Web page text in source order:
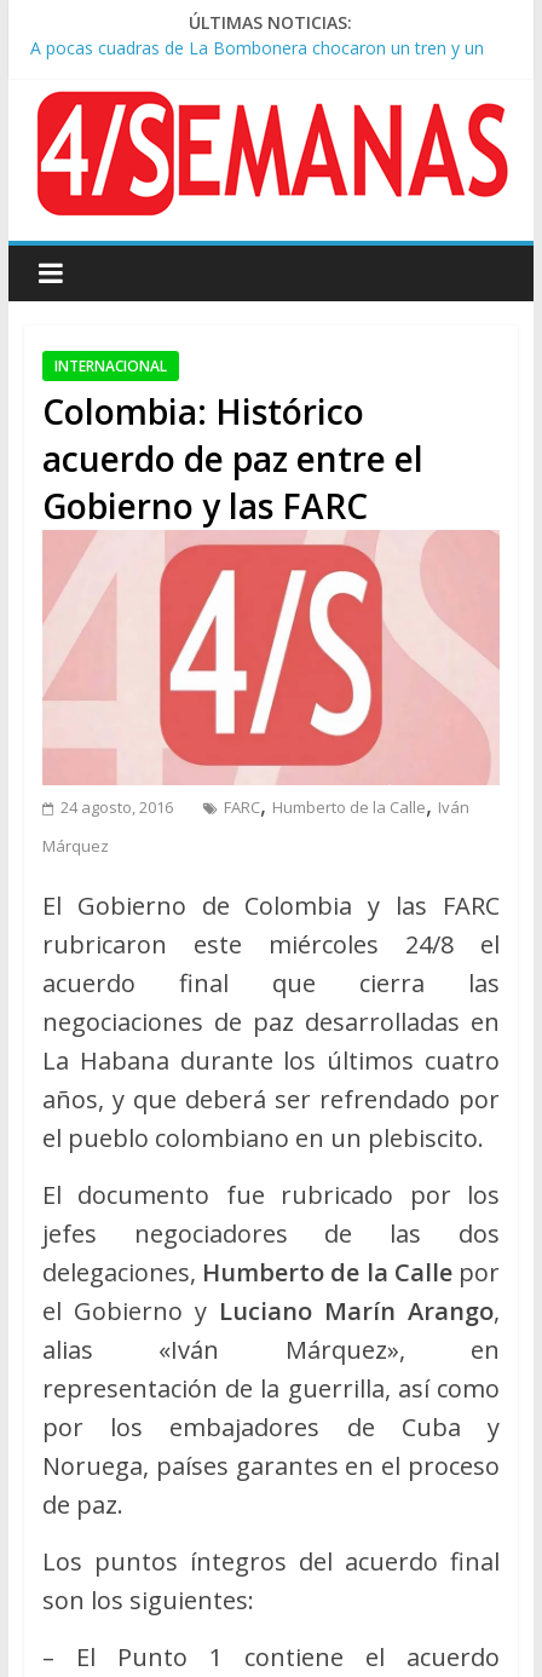
ÚLTIMAS NOTICIAS:
A pocas cuadras de La Bombonera chocaron un tren y un
colectivo: siete heridos
Día de San Cayetano: masiva marcha a Plaza de Mayo de
sindicatos y organizaciones sociales
Pesar por la muerte de Leandro Rud, histórico representante
y conductor de TV
Tras la aprobación de la ley de propiedad privada, Bullrich
apuntó: “Vino un poco endiablada”
Causa AFA: el juez Amarante calificó de “ficción judicial” el
traslado del expediente a Campana
INTERNACIONAL
Colombia: Histórico
acuerdo de paz entre el
Gobierno y las FARC
24 agosto, 2016 FARC, Humberto de la Calle, Iván
Márquez
El Gobierno de Colombia y las FARC
rubricaron este miércoles 24/8 el
acuerdo final que cierra las
negociaciones de paz desarrolladas en
La Habana durante los últimos cuatro
años, y que deberá ser refrendado por
el pueblo colombiano en un plebiscito.
El documento fue rubricado por los
jefes negociadores de las dos
delegaciones, Humberto de la Callepor
el Gobierno y Luciano Marín Arango,
alias «Iván Márquez», en
representación de la guerrilla, así como
por los embajadores de Cuba y
Noruega, países garantes en el proceso
de paz.
Los puntos íntegros del acuerdo final
son los siguientes:
– El Punto 1 contiene el acuerdo